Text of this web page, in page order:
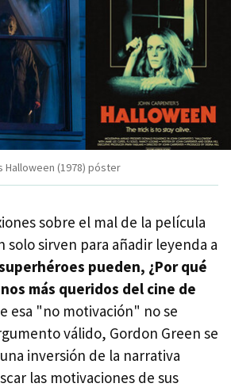
Halloween (1978) póster
sobre el mal de la película
solo sirven para añadir leyenda a
pueden, ¿Por qué
más queridos del cine de
esa "no motivación" no se
válido, Gordon Green se
inversión de la narrativa
las motivaciones de sus